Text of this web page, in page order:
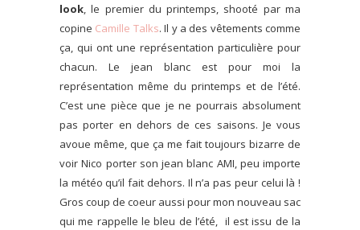
look, le premier du printemps, shooté par ma
copine Camille Talks. Il y a des vêtements comme
ça, qui ont une représentation particulière pour
chacun. Le jean blanc est pour moi la
représentation même du printemps et de l’été.
C’est une pièce que je ne pourrais absolument
pas porter en dehors de ces saisons. Je vous
avoue même, que ça me fait toujours bizarre de
voir Nico porter son jean blanc AMI, peu importe
la météo qu’il fait dehors. Il n’a pas peur celui là !
Gros coup de coeur aussi pour mon nouveau sac
qui me rappelle le bleu de l’été, il est issu de la